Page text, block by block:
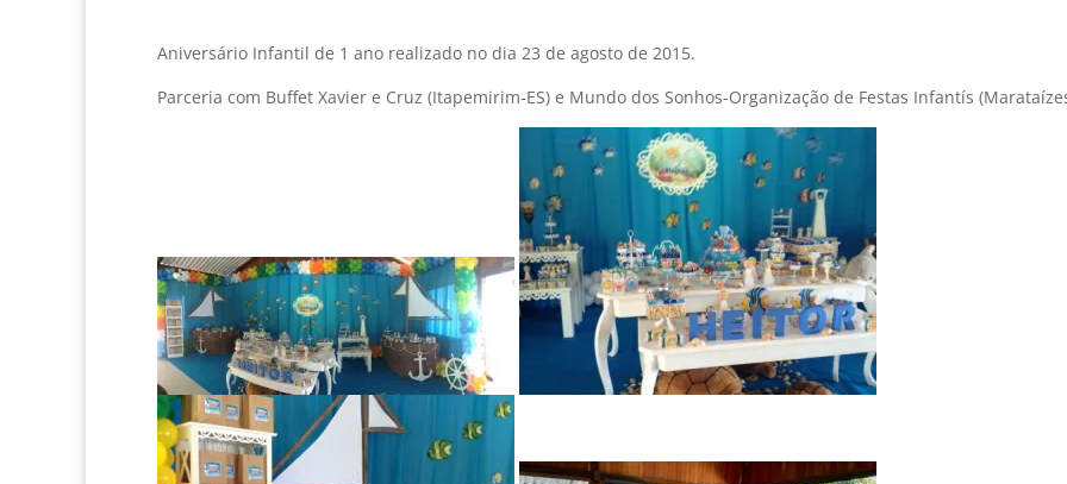
Aniversário Infantil de 1 ano realizado no dia 23 de agosto de 2015.
Parceria com Buffet Xavier e Cruz (Itapemirim-ES) e Mundo dos Sonhos-Organização de Festas Infantís